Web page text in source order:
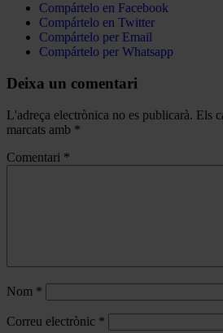
Compártelo en Facebook
Compártelo en Twitter
Compártelo per Email
Compártelo per Whatsapp
Deixa un comentari
L'adreça electrònica no es publicarà. Els
marcats amb *
Comentari *
Nom *
Correu electrònic *